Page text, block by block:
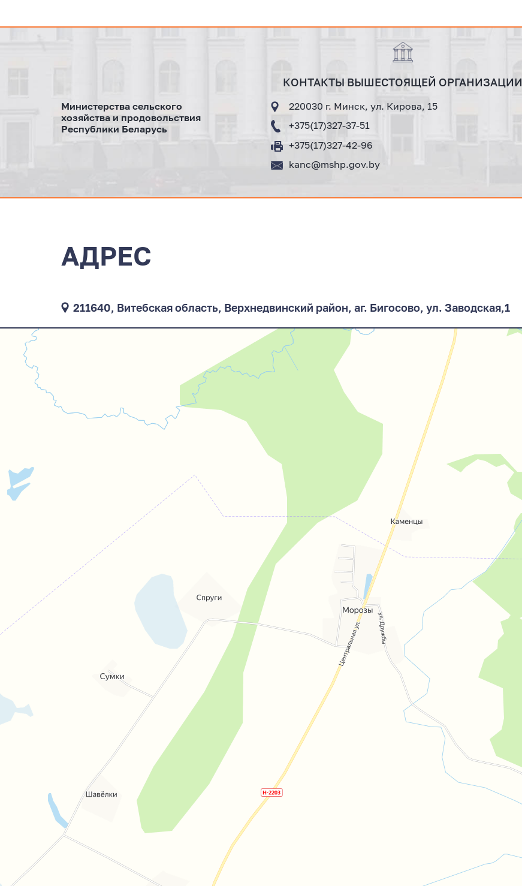
КОНТАКТЫ ВЫШЕСТОЯЩЕЙ ОРГАНИЗАЦИИ
Министерства сельского
хозяйства и продовольствия
Республики Беларусь
220030 г. Минск, ул. Кирова, 15
+375(17)327-37-51
+375(17)327-42-96
kanc@mshp.gov.by
АДРЕС
211640, Витебская область, Верхнедвинский район, аг. Бигосово, ул. Заводская,1